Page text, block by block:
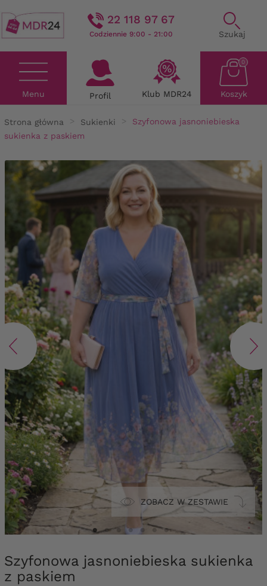
22 118 97 67
Codziennie 9:00 - 21:00 Szukaj
Menu Profil Klub MDR24 Koszyk
0
Strona główna Sukienki
Szyfonowa jasnoniebieska
sukienka z paskiem
ZOBACZ W ZESTAWIE
Szyfonowa jasnoniebieska sukienka
z paskiem